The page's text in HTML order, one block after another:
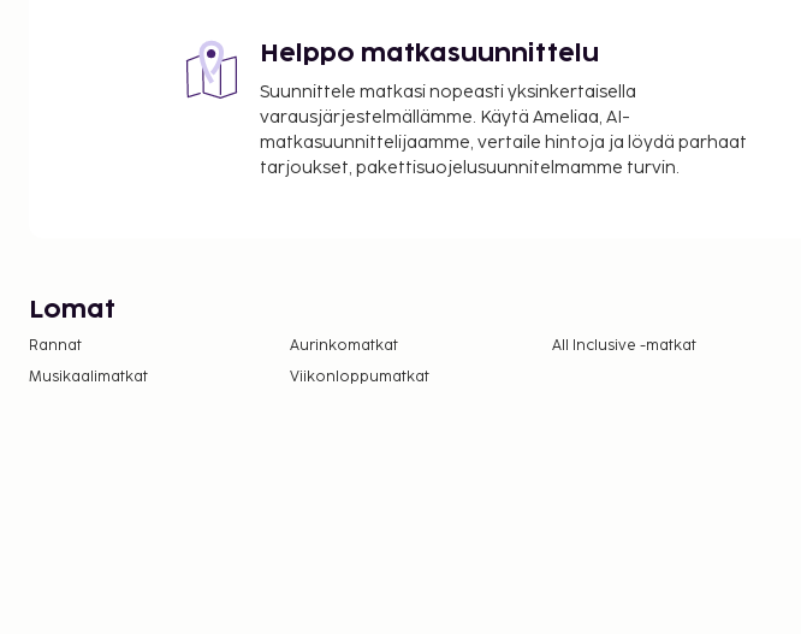
Helppo matkasuunnittelu
Suunnittele matkasi nopeasti yksinkertaisella
varausjärjestelmällämme. Käytä Ameliaa, AI-
matkasuunnittelijaamme, vertaile hintoja ja löydä parhaat
tarjoukset, pakettisuojelusuunnitelmamme turvin.
Lomat
Rannat Aurinkomatkat All Inclusive -matkat
Musikaalimatkat
Viikonloppumatkat